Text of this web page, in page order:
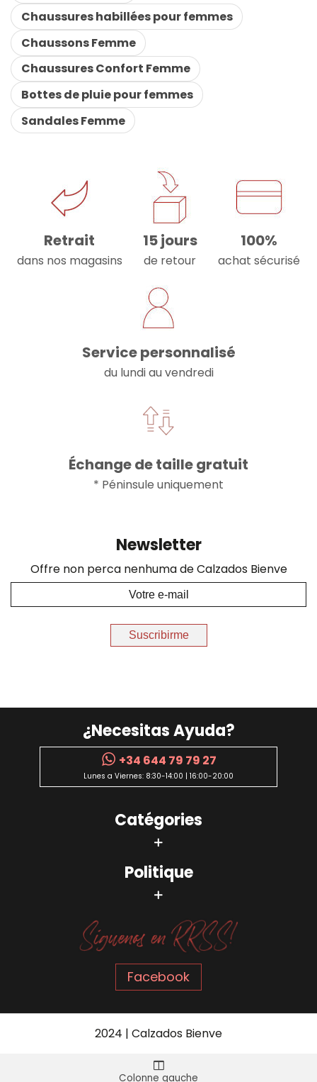
Chaussures habillées pour femmes
Chaussons Femme
Chaussures Confort Femme
Bottes de pluie pour femmes
Sandales Femme
Retrait
dans nos magasins
15 jours
de retour
100%
achat sécurisé
Service personnalisé
du lundi au vendredi
Échange de taille gratuit
* Péninsule uniquement
Newsletter
Offre non perca nenhuma de Calzados Bienve
Suscribirme
¿Necesitas Ayuda?
+34 644 79 79 27
Lunes a Viernes: 8:30-14:00 | 16:00-20:00
Catégories
Politique
Facebook
2024 | Calzados Bienve
Colonne gauche